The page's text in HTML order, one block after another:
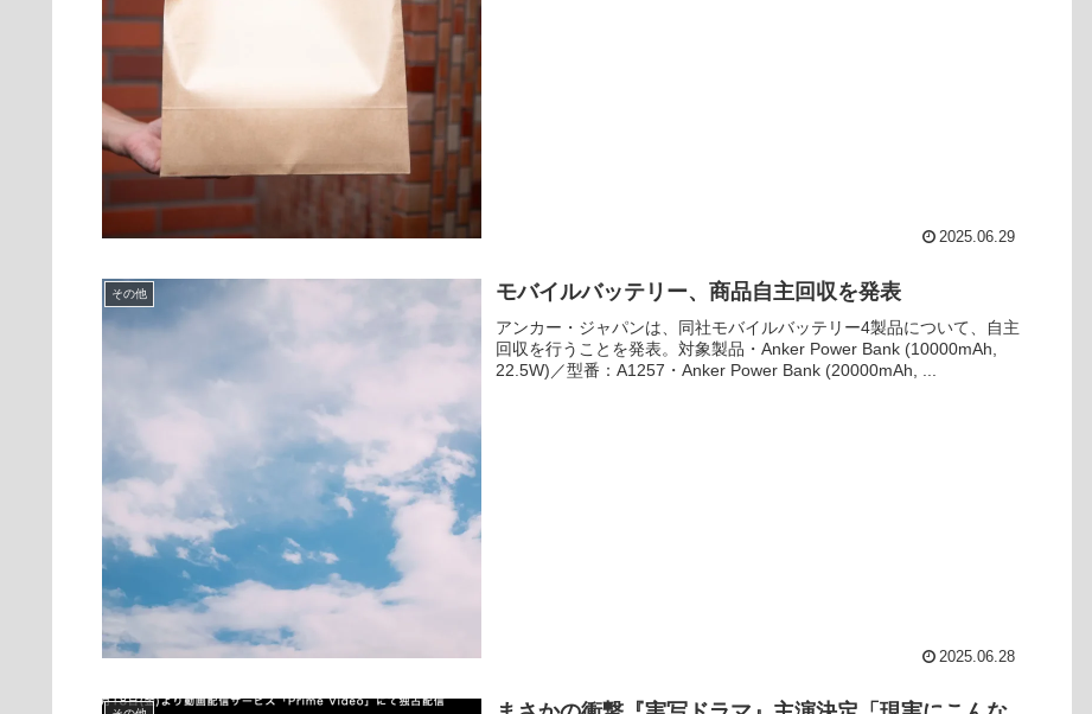
2025.06.29
その他 モバイルバッテリー、商品自主回収を発表
アンカー・ジャパンは、同社モバイルバッテリー4製品について、自主
回収を行うことを発表。対象製品・Anker Power Bank (10000mAh,
22.5W)／型番：A1257・Anker Power Bank (20000mAh, ...
2025.06.28